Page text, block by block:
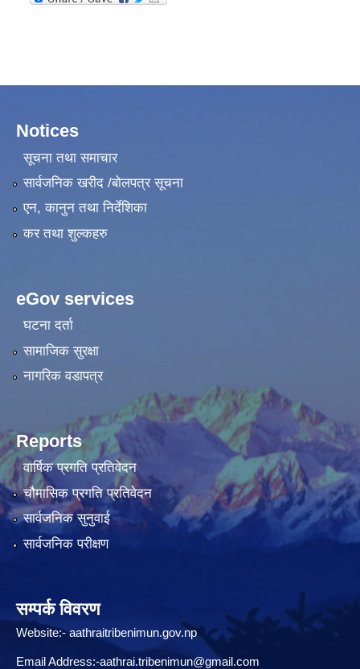
Notices
सूचना तथा समाचार
सार्वजनिक खरीद /बोलपत्र सूचना
एन, कानुन तथा निर्देशिका
कर तथा शुल्कहरु
eGov services
घटना दर्ता
सामाजिक सुरक्षा
नागरिक वडापत्र
Reports
वार्षिक प्रगति प्रतिवेदन
चौमासिक प्रगति प्रतिवेदन
सार्वजनिक सुनुवाई
सार्वजनिक परीक्षण
सम्पर्क विवरण
Website:-aathraitribenimun.gov.np
Email Address:-aathrai.tribenimun@gmail.com